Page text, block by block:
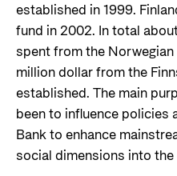
established in 1999.
fund in 2002. In total
spent from the
million dollar from the
established. The main
been to influence policies
Bank to enhance
social dimensions into